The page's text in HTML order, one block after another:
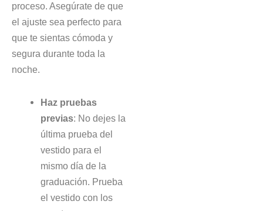
proceso. Asegúrate de que
el ajuste sea perfecto para
que te sientas cómoda y
segura durante toda la
noche.
Haz pruebas
previas: No dejes la
última prueba del
vestido para el
mismo día de la
graduación. Prueba
el vestido con los